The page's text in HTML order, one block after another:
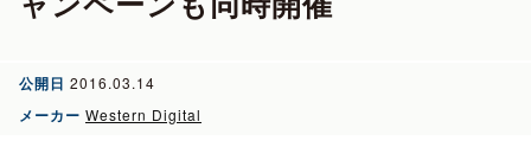
公開日 2016.03.14
メーカー Western Digital